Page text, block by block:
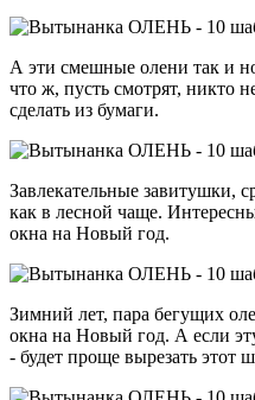
А эти смешные олени так и
что ж, пусть смотрят, никто
сделать из бумаги.
Завлекательные завитушки,
как в лесной чаще.
окна на Новый год.
Зимний лет, пара бегущих
окна на Новый год. А если
- будет проще вырезать этот